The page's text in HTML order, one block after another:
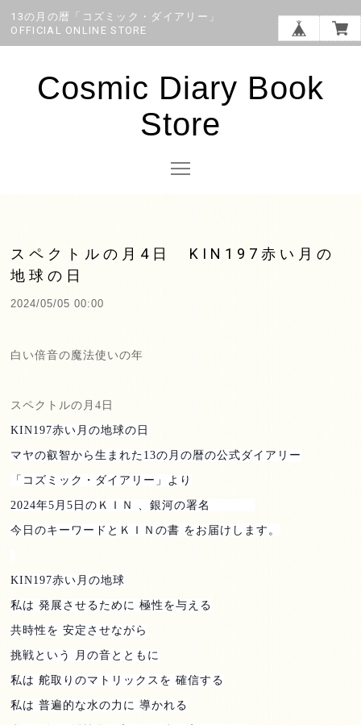
13の月の暦「コズミック・ダイアリー」
OFFICIAL ONLINE STORE
Cosmic Diary Book
Store
スペクトルの月4日 KIN197赤い月の
地球の日
2024/05/05 00:00
白い倍音の魔法使いの年
スペクトルの月4 日
KIN197赤い月の地球の日
マヤの叡智から生まれた 13の月の暦の公式ダイアリー
「コズミック・ダイアリー」より
2024年5 月5 日のＫＩＮ 、銀河の署名
今日のキーワードとＫＩＮの書 をお届けします。
KIN197赤い月の地球
私は 発展させるために 極性を与える
共時性を 安定させながら
挑戦という 月の音とともに
私は 舵取りのマトリックスを 確信する
私は 普遍的な水の力に 導かれる